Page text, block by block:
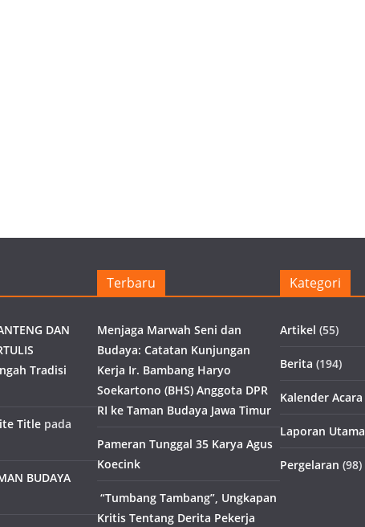
DAN
Tradisi
Title pada
BUDAYA
Terbaru
Menjaga Marwah Seni dan
Budaya: Catatan Kunjungan
Kerja Ir. Bambang Haryo
Soekartono (BHS) Anggota DPR
RI ke Taman Budaya Jawa Timur
Pameran Tunggal 35 Karya Agus
Koecink
“Tumbang Tambang”, Ungkapan
Kritis Tentang Derita Pekerja
Kategori
Artikel (55)
Berita (194)
Kalender Acara
Laporan Utama
Pergelaran (98)